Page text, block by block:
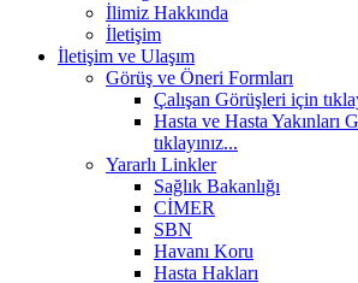
İlimiz Hakkında
İletişim
İletişim ve Ulaşım
Görüş ve Öneri Formları
Çalışan Görüşleri için
Hasta ve Hasta Yakınları
tıklayınız...
Yararlı Linkler
Sağlık Bakanlığı
CİMER
SBN
Havanı Koru
Hasta Hakları